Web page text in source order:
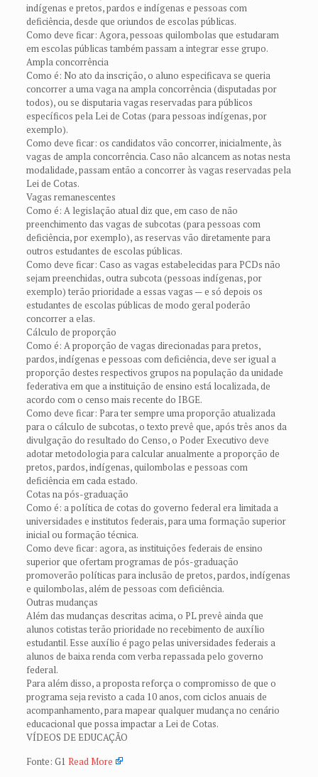
indígenas e pretos, pardos e indígenas e pessoas com
deficiência, desde que oriundos de escolas públicas.
Como deve ficar: Agora, pessoas quilombolas que estudaram
em escolas públicas também passam a integrar esse grupo.
Ampla concorrência
Como é: No ato da inscrição, o aluno especificava se queria
concorrer a uma vaga na ampla concorrência (disputadas por
todos), ou se disputaria vagas reservadas para públicos
específicos pela Lei de Cotas (para pessoas indígenas, por
exemplo).
Como deve ficar: os candidatos vão concorrer, inicialmente, às
vagas de ampla concorrência. Caso não alcancem as notas nesta
modalidade, passam então a concorrer às vagas reservadas pela
Lei de Cotas.
Vagas remanescentes
Como é: A legislação atual diz que, em caso de não
preenchimento das vagas de subcotas (para pessoas com
deficiência, por exemplo), as reservas vão diretamente para
outros estudantes de escolas públicas.
Como deve ficar: Caso as vagas estabelecidas para PCDs não
sejam preenchidas, outra subcota (pessoas indígenas, por
exemplo) terão prioridade a essas vagas — e só depois os
estudantes de escolas públicas de modo geral poderão
concorrer a elas.
Cálculo de proporção
Como é: A proporção de vagas direcionadas para pretos,
pardos, indígenas e pessoas com deficiência, deve ser igual a
proporção destes respectivos grupos na população da unidade
federativa em que a instituição de ensino está localizada, de
acordo com o censo mais recente do IBGE.
Como deve ficar: Para ter sempre uma proporção atualizada
para o cálculo de subcotas, o texto prevê que, após três anos da
divulgação do resultado do Censo, o Poder Executivo deve
adotar metodologia para calcular anualmente a proporção de
pretos, pardos, indígenas, quilombolas e pessoas com
deficiência em cada estado.
Cotas na pós-graduação
Como é: a política de cotas do governo federal era limitada a
universidades e institutos federais, para uma formação superior
inicial ou formação técnica.
Como deve ficar: agora, as instituições federais de ensino
superior que ofertam programas de pós-graduação
promoverão políticas para inclusão de pretos, pardos, indígenas
e quilombolas, além de pessoas com deficiência.
Outras mudanças
Além das mudanças descritas acima, o PL prevê ainda que
alunos cotistas terão prioridade no recebimento de auxílio
estudantil. Esse auxílio é pago pelas universidades federais a
alunos de baixa renda com verba repassada pelo governo
federal.
Para além disso, a proposta reforça o compromisso de que o
programa seja revisto a cada 10 anos, com ciclos anuais de
acompanhamento, para mapear qualquer mudança no cenário
educacional que possa impactar a Lei de Cotas.
VÍDEOS DE EDUCAÇÃO
Fonte: G1 Read More